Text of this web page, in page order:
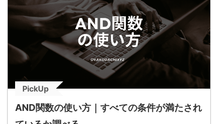
PickUp
AND関数の使い方｜すべての条件が満たされ